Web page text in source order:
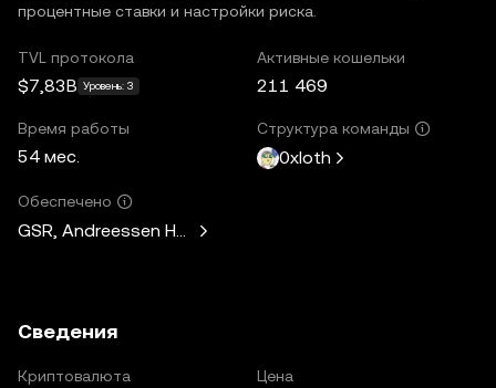
процентные ставки и настройки риска.
TVL протокола
$7,83B Уровень: 3
Активные кошельки
211 469
Время работы
54 мес.
Структура команды
0xloth
Обеспечено
GSR, Andreessen Horowitz, Mechanism Capital, Variant
Сведения
Криптовалюта Цена